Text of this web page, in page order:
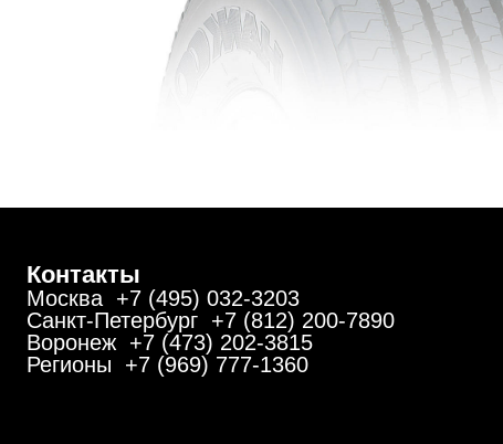
Контакты
Москва +7 (495) 032-3203
Санкт-Петербург +7 (812) 200-7890
Воронеж +7 (473) 202-3815
Регионы +7 (969) 777-1360